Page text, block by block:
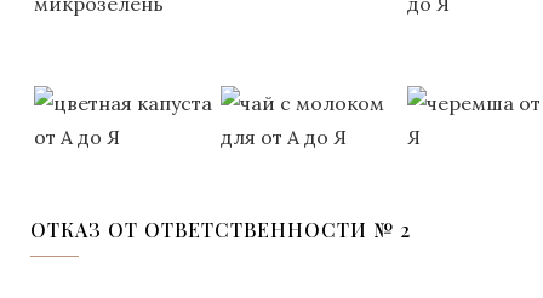
ОТКАЗ ОТ ОТВЕТСТВЕННОСТИ № 2